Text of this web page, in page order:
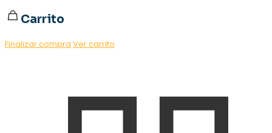
Carrito
Finalizar compra Ver carrito